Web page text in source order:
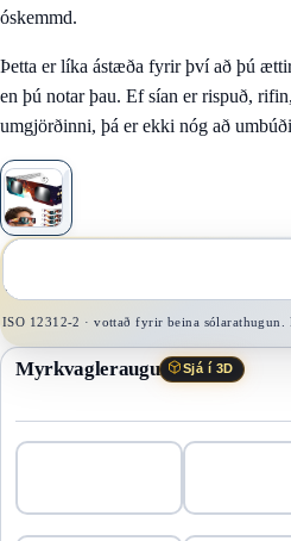
óskemmd.
Þetta er líka ástæða fyrir því að þú
en þú notar þau. Ef sían er rispuð,
umgjörðinni, þá er ekki nóg að
1
ISO 12312-2 · vottað fyrir beina sólarathugun.
Myrkvagleraugu Sjá í 3D